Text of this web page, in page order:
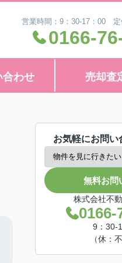
営業時間：9：30-17：00 定
0166-
合わせ 売却査
お気軽にお問い
無料お問
株式会社不
0166-
9：30-
（休：